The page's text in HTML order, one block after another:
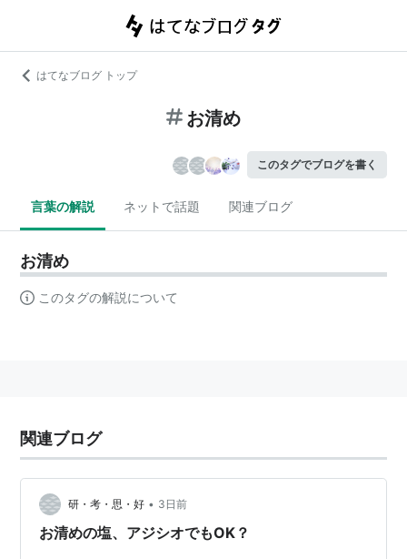
はてなブログ トップ
お清め
このタグでブログを書く
言葉の解説 ネットで話題 関連ブログ
お清め
このタグの解説について
関連ブログ
研・考・思・好 • 3日前
お清めの塩、アジシオでもOK？